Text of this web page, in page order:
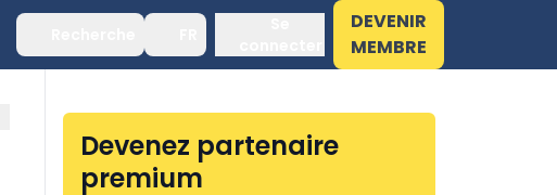
DEVENIR
MEMBRE
Devenez partenaire
premium